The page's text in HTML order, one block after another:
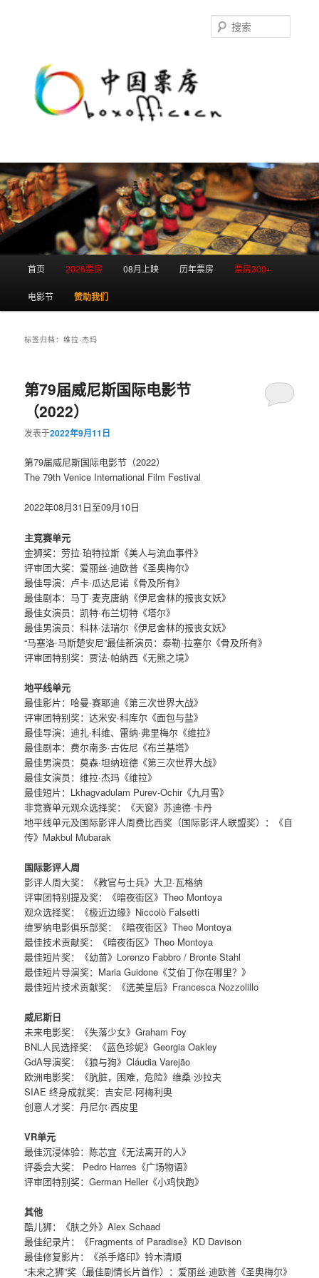
首页 2026票房 08月上映 历年票房 票房300+
电影节 赞助我们
标签归档：维拉·杰玛
第79届威尼斯国际电影节
（2022）
发表于2022年9月11日
第79届威尼斯国际电影节（2022）
The 79th Venice International Film Festival
2022年08月31日至09月10日
主竞赛单元
金狮奖：劳拉·珀特拉斯《美人与流血事件》
评审团大奖：爱丽丝·迪欧普《圣奥梅尔》
最佳导演：卢卡·瓜达尼诺《骨及所有》
最佳剧本：马丁·麦克唐纳《伊尼舍林的报丧女妖》
最佳女演员：凯特·布兰切特《塔尔》
最佳男演员：科林·法瑞尔《伊尼舍林的报丧女妖》
“马塞洛·马斯楚安尼”最佳新演员：泰勒·拉塞尔《骨及所有》
评审团特别奖：贾法·帕纳西《无熊之境》
地平线单元
最佳影片：哈曼·赛耶迪《第三次世界大战》
评审团特别奖：达米安·科库尔《面包与盐》
最佳导演：迪扎·科维、雷纳·弗里梅尔《维拉》
最佳剧本：费尔南多·古佐尼《布兰基塔》
最佳男演员：莫森·坦纳班德《第三次世界大战》
最佳女演员：维拉·杰玛《维拉》
最佳短片：Lkhagvadulam Purev-Ochir《九月雪》
非竞赛单元观众选择奖：《天窗》苏迪德·卡丹
地平线单元及国际影评人周费比西奖（国际影评人联盟奖）：《自
传》Makbul Mubarak
国际影评人周
影评人周大奖：《教官与士兵》大卫·瓦格纳
评审团特别提及奖：《暗夜街区》Theo Montoya
观众选择奖：《极近边缘》Niccolò Falsetti
维罗纳电影俱乐部奖：《暗夜街区》Theo Montoya
最佳技术贡献奖：《暗夜街区》Theo Montoya
最佳短片奖：《幼苗》Lorenzo Fabbro / Bronte Stahl
最佳短片导演奖：Maria Guidone《艾伯丁你在哪里？》
最佳短片技术贡献奖：《选美皇后》Francesca Nozzolillo
威尼斯日
未来电影奖：《失落少女》Graham Foy
BNL人民选择奖：《蓝色珍妮》Georgia Oakley
GdA导演奖：《狼与狗》Cláudia Varejão
欧洲电影奖：《肮脏，困难，危险》维桑·沙拉夫
SIAE 终身成就奖：吉安尼·阿梅利奥
创意人才奖：丹尼尔·西皮里
VR单元
最佳沉浸体验：陈芯宜《无法离开的人》
评委会大奖： Pedro Harres《广场物语》
评审团特别奖：German Heller《小鸡快跑》
其他
酷儿狮：《肤之外》Alex Schaad
最佳纪录片：《Fragments of Paradise》KD Davison
最佳修复影片：《杀手烙印》铃木清顺
“未来之狮”奖（最佳剧情长片首作）：爱丽丝·迪欧普《圣奥梅尔》